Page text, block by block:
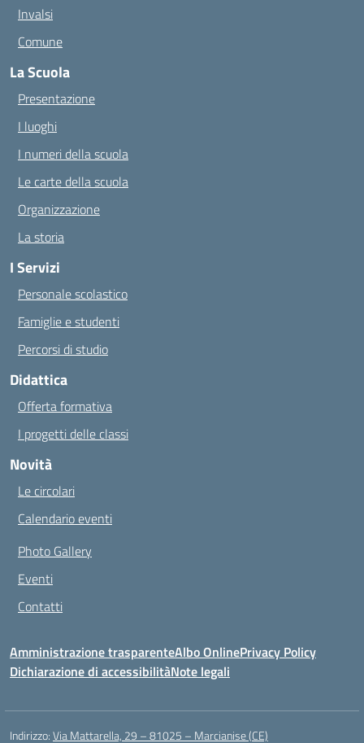
Invalsi
Comune
La Scuola
Presentazione
I luoghi
I numeri della scuola
Le carte della scuola
Organizzazione
La storia
I Servizi
Personale scolastico
Famiglie e studenti
Percorsi di studio
Didattica
Offerta formativa
I progetti delle classi
Novità
Le circolari
Calendario eventi
Photo Gallery
Eventi
Contatti
Amministrazione trasparenteAlbo OnlinePrivacy Policy
Dichiarazione di accessibilitàNote legali
Indirizzo:Via Mattarella, 29 – 81025 – Marcianise (CE)